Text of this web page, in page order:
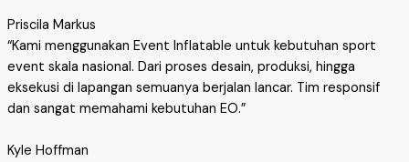
Priscila Markus
“Kami menggunakan Event Inflatable untuk kebutuhan sport
event skala nasional. Dari proses desain, produksi, hingga
eksekusi di lapangan semuanya berjalan lancar. Tim responsif
dan sangat memahami kebutuhan EO.”
Kyle Hoffman